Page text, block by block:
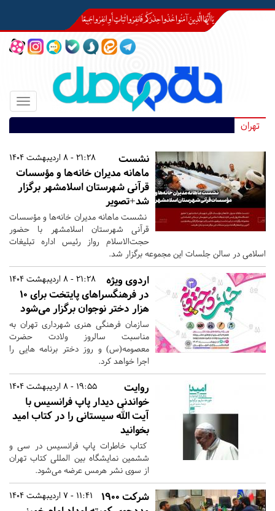
Toggle
تهران
21:28 - 8 اردیبهشت 1404
نشست
ماهانه مدیران خانه‌ها و مؤسسات
قرآنی شهرستان اسلامشهر برگزار
شد+تصویر
نشست ماهانه مدیران خانه‌ها و مؤسسات
قرآنی شهرستان اسلامشهر با حضور
حجت‌الاسلام رواز رئیس اداره تبلیغات
اسلامی در سالن جلسات این مجموعه برگزار شد.
21:28 - 8 اردیبهشت 1404
اردوی ویژه
در فرهنگسراهای پایتخت برای ۱۰
هزار دختر نوجوان برگزار می‌شود
سازمان فرهنگی هنری شهرداری تهران به
مناسبت سالروز ولادت حضرت
معصومه(س) و روز دختر برنامه هایی را
اجرا خواهد کرد.
19:55 - 8 اردیبهشت 1404
روایت
خواندنی دیدار پاپ فرانسیس با
آیت‌ الله سیستانی را در کتاب امید
بخوانید
کتاب خاطرات پاپ فرانسیس در سی و
ششمین نمایشگاه بین المللی کتاب تهران
از سوی نشر هرمس عرضه می‌شود.
11:41 - 7 اردیبهشت 1404
شرکت ۱۹۰۰